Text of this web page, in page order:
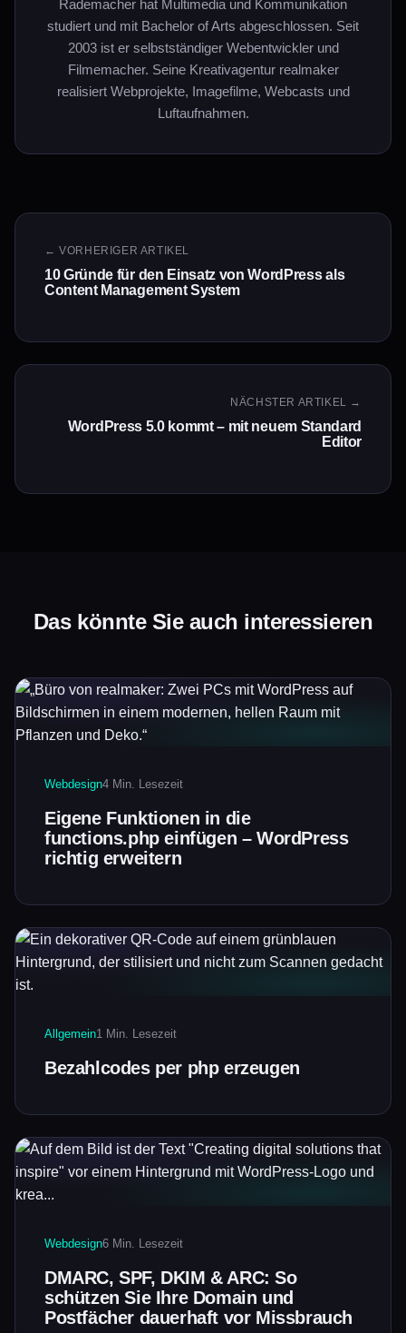
Rademacher hat Multimedia und Kommunikation
studiert und mit Bachelor of Arts abgeschlossen. Seit
2003 ist er selbstständiger Webentwickler und
Filmemacher. Seine Kreativagentur realmaker
realisiert Webprojekte, Imagefilme, Webcasts und
Luftaufnahmen.
← VORHERIGER ARTIKEL
10 Gründe für den Einsatz von WordPress als
Content Management System
NÄCHSTER ARTIKEL →
WordPress 5.0 kommt – mit neuem Standard
Editor
Das könnte Sie auch interessieren
Webdesign4 Min. Lesezeit
Eigene Funktionen in die
functions.php einfügen – WordPress
richtig erweitern
Allgemein1 Min. Lesezeit
Bezahlcodes per php erzeugen
Webdesign6 Min. Lesezeit
DMARC, SPF, DKIM & ARC: So
schützen Sie Ihre Domain und
Postfächer dauerhaft vor Missbrauch